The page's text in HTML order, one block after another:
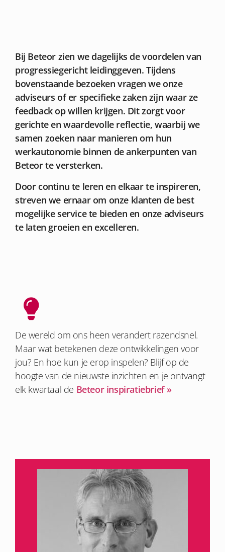
Bij Beteor zien we dagelijks de voordelen van
progressiegericht leidinggeven. Tijdens
bovenstaande bezoeken vragen we onze
adviseurs of er specifieke zaken zijn waar ze
feedback op willen krijgen. Dit zorgt voor
gerichte en waardevolle reflectie, waarbij we
samen zoeken naar manieren om hun
werkautonomie binnen de ankerpunten van
Beteor te versterken.
Door continu te leren en elkaar te inspireren,
streven we ernaar om onze klanten de best
mogelijke service te bieden en onze adviseurs
te laten groeien en excelleren.
De wereld om ons heen verandert razendsnel.
Maar wat betekenen deze ontwikkelingen voor
jou? En hoe kun je erop inspelen? Blijf op de
hoogte van de nieuwste inzichten en je ontvangt
elk kwartaal de Beteor inspiratiebrief »